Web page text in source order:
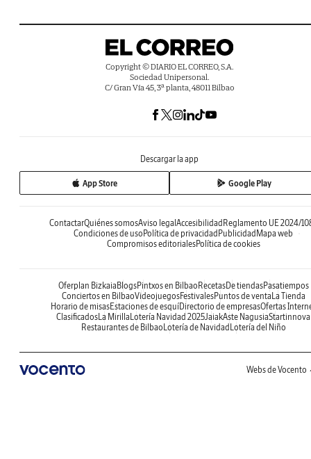
Copyright © DIARIO EL CORREO, S.A.
Sociedad Unipersonal.
C/ Gran Vía 45, 3ª planta, 48011 Bilbao
Descargar la app
App Store Google Play
ContactarQuiénes somosAviso legal Accesibilidad Reglamento UE 2024/
Condiciones de uso Política de privacidad Publicidad Mapa web
Compromisos editorialesPolítica de cookies
Oferplan Bizkaia BlogsPintxos en Bilbao RecetasDe tiendasPasatiempos
Conciertos en BilbaoVideojuegosFestivalesPuntos de venta La Tienda
Horario de misasEstaciones de esquíDirectorio de empresasOfertas
ClasificadosLa Mirilla Lotería Navidad 2025JaiakAste NagusiaStartinnova
Restaurantes de Bilbao Lotería de Navidad Lotería del Niño
Webs de Vocento